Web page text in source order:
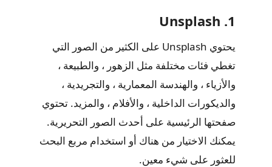
1. Unsplash
يحتوي Unsplash على الكثير من الصور التي
تغطي فئات مختلفة مثل الزهور ، والطبيعة ،
والأزياء ، والهندسة المعمارية ، والتجريدية ،
والديكورات الداخلية ، والأفلام ، والمزيد. تحتوي
صفحتها الرئيسية على أحدث الصور التحريرية.
يمكنك الاختيار من هناك أو استخدام مربع البحث
للعثور على شيء معين.